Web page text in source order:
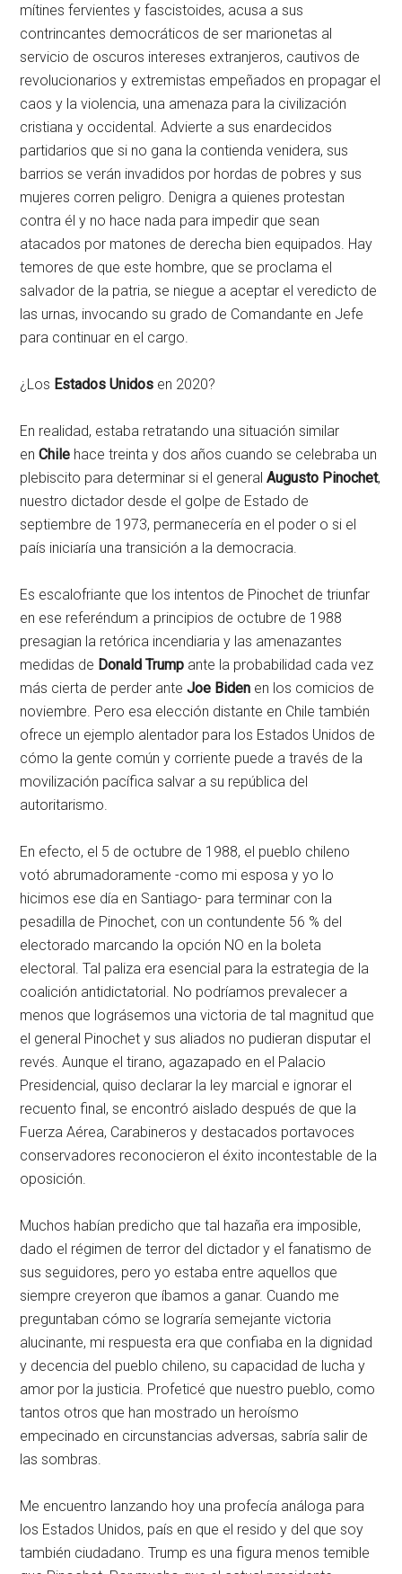
mítines fervientes y fascistoides, acusa a sus
contrincantes democráticos de ser marionetas al
servicio de oscuros intereses extranjeros, cautivos de
revolucionarios y extremistas empeñados en propagar el
caos y la violencia, una amenaza para la civilización
cristiana y occidental. Advierte a sus enardecidos
partidarios que si no gana la contienda venidera, sus
barrios se verán invadidos por hordas de pobres y sus
mujeres corren peligro. Denigra a quienes protestan
contra él y no hace nada para impedir que sean
atacados por matones de derecha bien equipados. Hay
temores de que este hombre, que se proclama el
salvador de la patria, se niegue a aceptar el veredicto de
las urnas, invocando su grado de Comandante en Jefe
para continuar en el cargo.
¿Los Estados Unidos en 2020?
En realidad, estaba retratando una situación similar
enChile hace treinta y dos años cuando se celebraba un
plebiscito para determinar si el generalAugusto Pinochet,
nuestro dictador desde el golpe de Estado de
septiembre de 1973, permanecería en el poder o si el
país iniciaría una transición a la democracia.
Es escalofriante que los intentos de Pinochet de triunfar
en ese referéndum a principios de octubre de 1988
presagian la retórica incendiaria y las amenazantes
medidas de Donald Trump ante la probabilidad cada vez
más cierta de perder anteJoe Biden en los comicios de
noviembre. Pero esa elección distante en Chile también
ofrece un ejemplo alentador para los Estados Unidos de
cómo la gente común y corriente puede a través de la
movilización pacífica salvar a su república del
autoritarismo.
En efecto, el 5 de octubre de 1988, el pueblo chileno
votó abrumadoramente -como mi esposa y yo lo
hicimos ese día en Santiago- para terminar con la
pesadilla de Pinochet, con un contundente 56 % del
electorado marcando la opción NO en la boleta
electoral. Tal paliza era esencial para la estrategia de la
coalición antidictatorial. No podríamos prevalecer a
menos que lográsemos una victoria de tal magnitud que
el general Pinochet y sus aliados no pudieran disputar el
revés. Aunque el tirano, agazapado en el Palacio
Presidencial, quiso declarar la ley marcial e ignorar el
recuento final, se encontró aislado después de que la
Fuerza Aérea, Carabineros y destacados portavoces
conservadores reconocieron el éxito incontestable de la
oposición.
Muchos habían predicho que tal hazaña era imposible,
dado el régimen de terror del dictador y el fanatismo de
sus seguidores, pero yo estaba entre aquellos que
siempre creyeron que íbamos a ganar. Cuando me
preguntaban cómo se lograría semejante victoria
alucinante, mi respuesta era que confiaba en la dignidad
y decencia del pueblo chileno, su capacidad de lucha y
amor por la justicia. Profeticé que nuestro pueblo, como
tantos otros que han mostrado un heroísmo
empecinado en circunstancias adversas, sabría salir de
las sombras.
Me encuentro lanzando hoy una profecía análoga para
los Estados Unidos, país en que el resido y del que soy
también ciudadano. Trump es una figura menos temible